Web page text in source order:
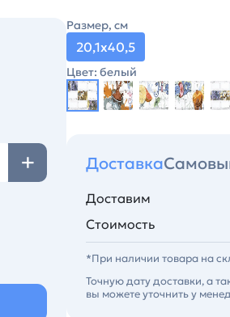
Размер, см
20,1х40,5
Цвет: белый
Доставка
Доставим
Стоимость
*При наличии товара на
Точную дату доставки, а
вы можете уточнить у